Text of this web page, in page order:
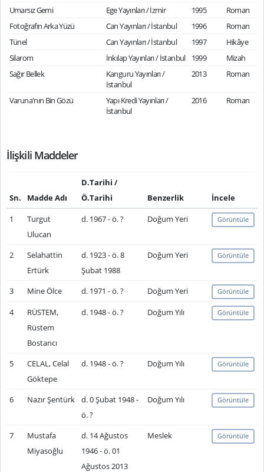
Umarsız Gemi Ege Yayınları / İzmir 1995
Roman
Fotoğrafın Arka Yüzü
Can Yayınları / İstanbul 1996
Roman
Tünel
Can Yayınları / İstanbul 1997
Hikâye
Silarom
İnkılap Yayınları / İstanbul 1999
Mizah
Sağır Bellek
Kanguru Yayınları /
İstanbul
2013 Roman
Varuna'nın Bin Gözü
Yapı Kredi Yayınları /
İstanbul
2016 Roman
İlişkili Maddeler
Sn. Madde Adı
D.Tarihi /
Ö.Tarihi
Benzerlik
İncele
1
Turgut
Ulucan
d. 1967 - ö. ? Doğum Yeri Görüntüle
2
Selahattin
Ertürk
d. 1923 - ö. 8
Şubat 1988
Doğum Yeri Görüntüle
3 Mine Ölce d. 1971 - ö. ? Doğum Yeri Görüntüle
4
RÜSTEM,
Rüstem
Bostancı
d. 1948 - ö. ? Doğum Yılı Görüntüle
5
CELAL, Celal
Göktepe
d. 1948 - ö. ? Doğum Yılı Görüntüle
6 Nazır Şentürk
d. 0 Şubat 1948 -
ö. ?
Doğum Yılı Görüntüle
7
Mustafa
Miyasoğlu
d. 14 Ağustos
1946 - ö. 01
Ağustos 2013
Meslek Görüntüle